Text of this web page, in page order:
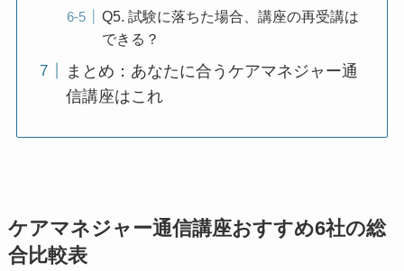
Q5. 試験に落ちた場合、講座の再受講は
できる？
まとめ：あなたに合うケアマネジャー通
信講座はこれ
ケアマネジャー通信講座おすすめ6社の総
合比較表